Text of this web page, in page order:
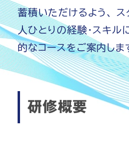
蓄積いただけるよう、 ス
人ひとりの経験・スキル
的なコースをご案内しま
研修概要